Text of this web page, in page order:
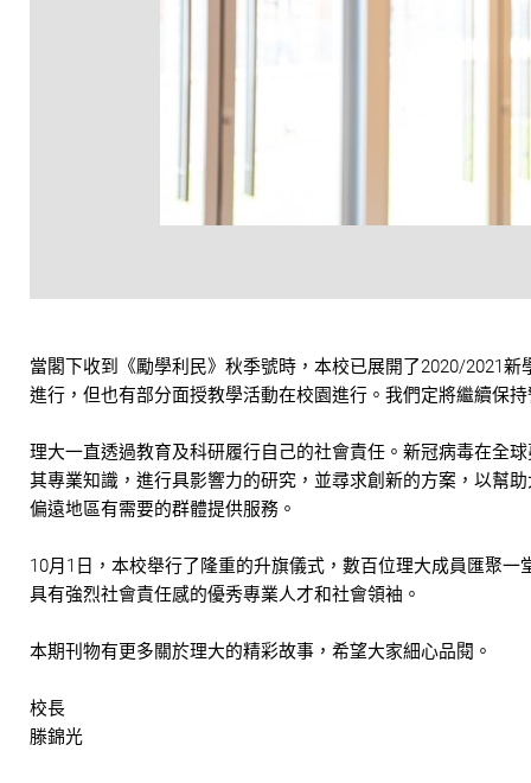
當閣下收到《勵學利民》秋季號時，本校已展開了2020/2021
進行，但也有部分面授教學活動在校園進行。我們定將繼續保
理大一直透過教育及科研履行自己的社會責任。新冠病毒在全
其專業知識，進行具影響力的研究，並尋求創新的方案，以幫
偏遠地區有需要的群體提供服務。
10月1日，本校舉行了隆重的升旗儀式，數百位理大成員匯聚
具有強烈社會責任感的優秀專業人才和社會領袖。
本期刊物有更多關於理大的精彩故事，希望大家細心品閱。
校長
滕錦光